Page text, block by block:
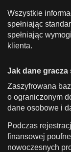
Wszystkie
spełniając
spełniając
klienta.
Jak dane gracza
Zaszyfrowana
o ograniczonym
dane osobowe i
Podczas
finansowej
nowoczesnych